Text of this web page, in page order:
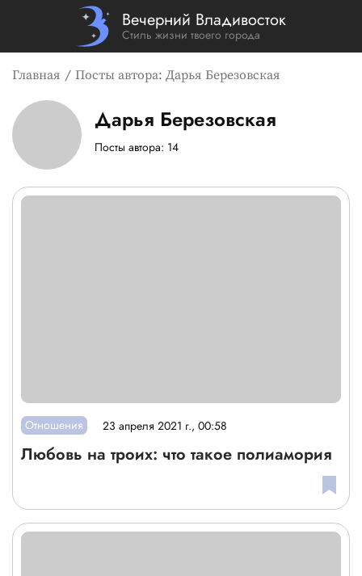
Вечерний Владивосток
Стиль жизни твоего города
Главная Посты автора: Дарья Березовская
Страница и посты автора:
Дарья Березовская
Посты автора: 14
Список новостей
Отношения 23 апреля 2021 г., 00:58
Любовь на троих: что такое полиамория